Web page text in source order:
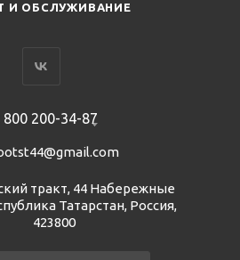
И ОБСЛУЖИВАНИЕ
800 200-34-87
тракт, 44 Набережные
Татарстан, Россия,
423800